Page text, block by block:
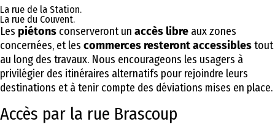
La rue de la Station.
La rue du Couvent.
Les piétons conserveront un accès libre aux zones
concernées, et les commerces resteront accessiblestout
au long des travaux. Nous encourageons les usagers à
privilégier des itinéraires alternatifs pour rejoindre leurs
destinations et à tenir compte des déviations mises en place.
Accès par la rue Brascoup